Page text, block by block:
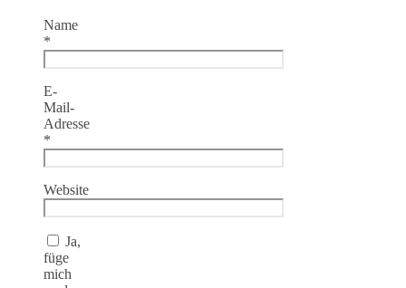
Name
*
E-
Mail-
Adresse
*
Website
Ja,
füge
mich